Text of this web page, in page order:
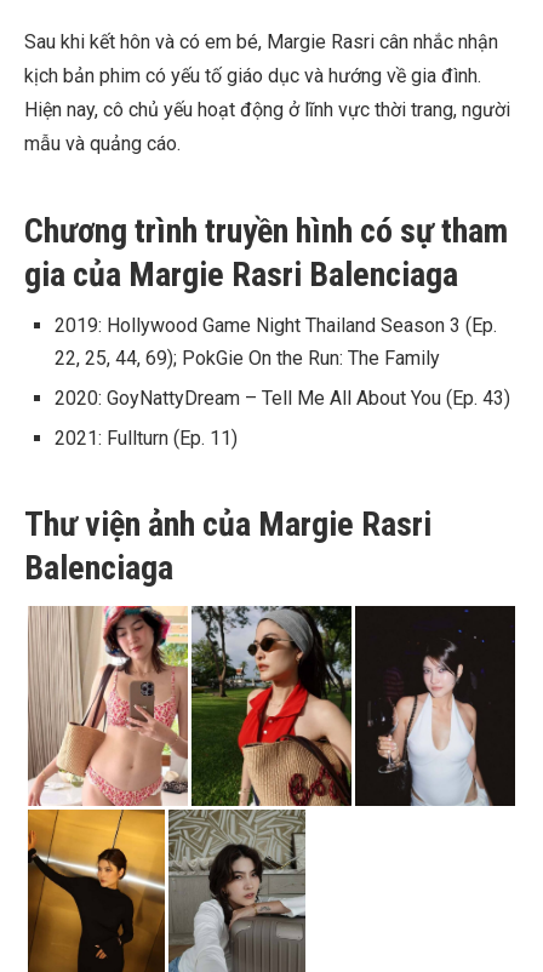
Sau khi kết hôn và có em bé, Margie Rasri cân nhắc nhận
kịch bản phim có yếu tố giáo dục và hướng về gia đình.
Hiện nay, cô chủ yếu hoạt động ở lĩnh vực thời trang, người
mẫu và quảng cáo.
Chương trình truyền hình có sự tham
gia của Margie Rasri Balenciaga
2019: Hollywood Game Night Thailand Season 3 (Ep.
22, 25, 44, 69); PokGie On the Run: The Family
2020: GoyNattyDream – Tell Me All About You (Ep. 43)
2021: Fullturn (Ep. 11)
Thư viện ảnh của Margie Rasri
Balenciaga